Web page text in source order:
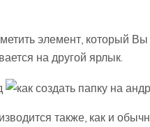
элемент, который
на другой ярлык.
также, как и